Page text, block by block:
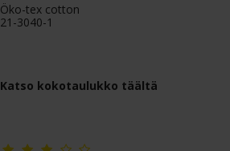
Öko-tex cotton
21-3040-1
Katso kokotaulukko täältä